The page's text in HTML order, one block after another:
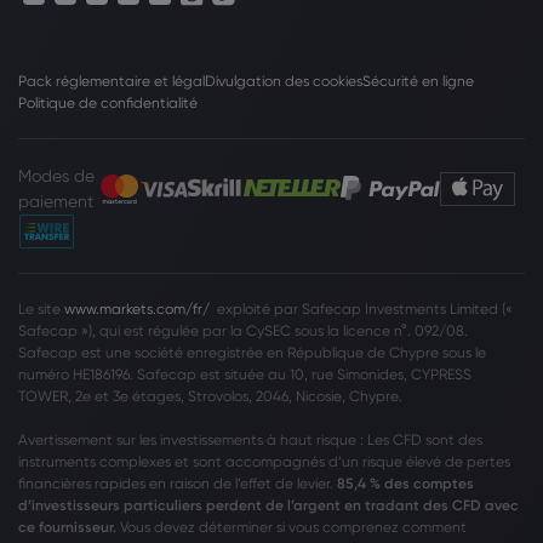
Pack réglementaire et légalDivulgation des cookiesSécurité en ligne
Politique de confidentialité
Modes de
paiement
Le site www.markets.com/fr/ exploité par Safecap Investments Limited («
Safecap »), qui est régulée par la CySEC sous la licence n°. 092/08.
Safecap est une société enregistrée en République de Chypre sous le
numéro HE186196. Safecap est située au 10, rue Simonides, CYPRESS
TOWER, 2e et 3e étages, Strovolos, 2046, Nicosie, Chypre.
Avertissement sur les investissements à haut risque : Les CFD sont des
instruments complexes et sont accompagnés d’un risque élevé de pertes
financières rapides en raison de l’effet de levier. 85,4 % des comptes
d’investisseurs particuliers perdent de l’argent en tradant des CFD avec
ce fournisseur. Vous devez déterminer si vous comprenez comment